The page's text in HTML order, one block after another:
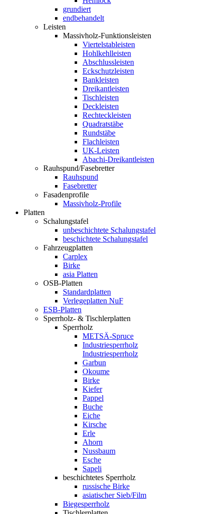
grundiert
endbehandelt
Leisten
Massivholz-Funktionsleisten
Viertelstableisten
Hohlkehlleisten
Abschlussleisten
Eckschutzleisten
Bankleisten
Dreikantleisten
Tischleisten
Deckleisten
Rechteckleisten
Quadratstäbe
Rundstäbe
Flachleisten
UK-Leisten
Abachi-Dreikantleisten
Rauhspund/Fasebretter
Rauhspund
Fasebretter
Fasadenprofile
Massivholz-Profile
Platten
Schalungstafel
unbeschichtete Schalungstafel
beschichtete Schalungstafel
Fahrzeugplatten
Carplex
Birke
asia Platten
OSB-Platten
Standardplatten
Verlegeplatten NuF
ESB-Platten
Sperrholz- & Tischlerplatten
Sperrholz
METSÄ-Spruce
Industriesperrholz
Industriesperrholz
Garbun
Okoume
Birke
Kiefer
Pappel
Buche
Eiche
Kirsche
Erle
Ahorn
Nussbaum
Esche
Sapeli
beschichtetes Sperrholz
russische Birke
asiatischer Sieb/Film
Biegesperrholz